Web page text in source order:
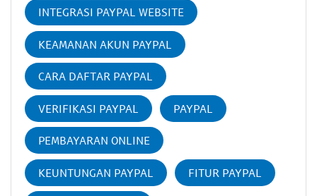
INTEGRASI PAYPAL WEBSITE
KEAMANAN AKUN PAYPAL
CARA DAFTAR PAYPAL
VERIFIKASI PAYPAL PAYPAL
PEMBAYARAN ONLINE
KEUNTUNGAN PAYPAL FITUR PAYPAL